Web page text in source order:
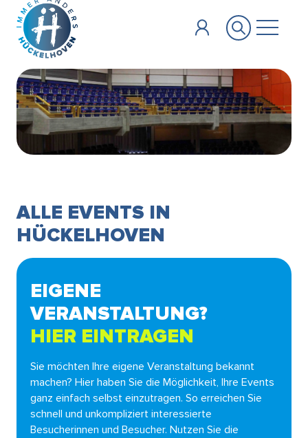
Zum Hauptinhalt springen
ALLE EVENTS IN
HÜCKELHOVEN
EIGENE
VERANSTALTUNG?
HIER EINTRAGEN
Sie möchten Ihre eigene Veranstaltung bekannt
machen? Hier haben Sie die Möglichkeit, Ihre Events
ganz einfach selbst einzutragen. So erreichen Sie
schnell und unkompliziert interessierte
Besucherinnen und Besucher. Nutzen Sie die